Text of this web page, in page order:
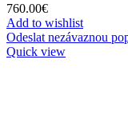
760.00€
Add to wishlist
Odeslat nezávaznou
Quick view